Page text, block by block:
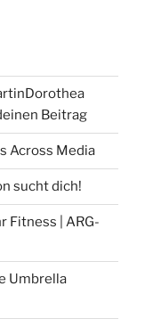
Beitrag
Across Media
sucht dich!
Fitness | ARG-
Umbrella